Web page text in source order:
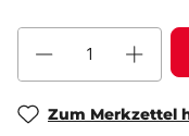
Zum Merkzettel